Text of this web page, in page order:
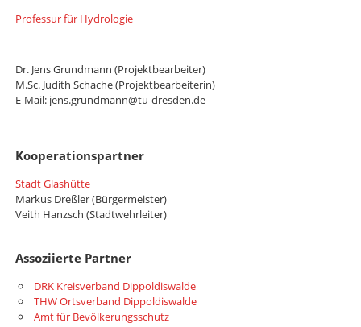
Professur für Hydrologie
Dr. Jens Grundmann (Projektbearbeiter)
M.Sc. Judith Schache (Projektbearbeiterin)
E-Mail: jens.grundmann@tu-dresden.de
Kooperationspartner
Stadt Glashütte
Markus Dreßler (Bürgermeister)
Veith Hanzsch (Stadtwehrleiter)
Assoziierte Partner
DRK Kreisverband Dippoldiswalde
THW Ortsverband Dippoldiswalde
Amt für Bevölkerungsschutz